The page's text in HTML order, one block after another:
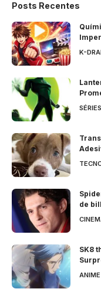
Posts Recentes
K-
SÉRIES
de
SK8
ANIME